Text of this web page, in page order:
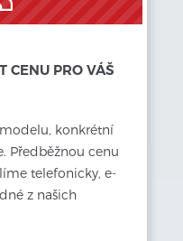
CENU PRO VÁŠ
konkrétní
Předběžnou cenu
telefonicky, e-
z našich